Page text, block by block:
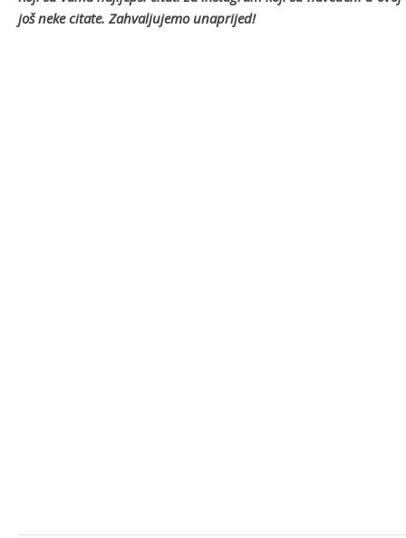
još neke citate. Zahvaljujemo unaprijed!